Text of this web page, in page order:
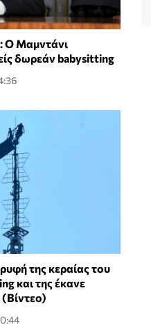
Ο Μαμντάνι
δωρεάν babysitting
της κεραίας του
και της έκανε